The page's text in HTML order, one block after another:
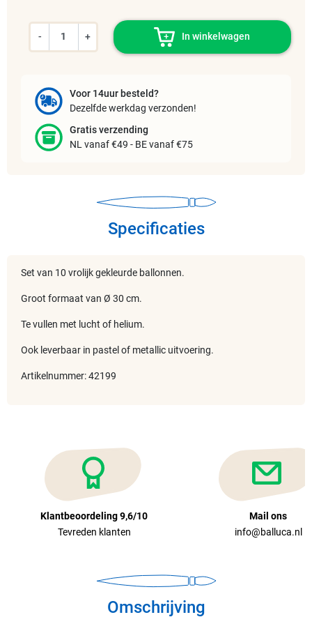
- + In winkelwagen
Voor 14uur besteld?
Dezelfde werkdag verzonden!
Gratis verzending
NL vanaf €49 - BE vanaf €75
Specificaties
Set van 10 vrolijk gekleurde ballonnen.
Groot formaat van Ø 30 cm.
Te vullen met lucht of helium.
Ook leverbaar in pastel of metallic uitvoering.
Artikelnummer: 42199
Klantbeoordeling 9,6/10
Tevreden klanten
Mail ons
info@balluca.nl
Omschrijving